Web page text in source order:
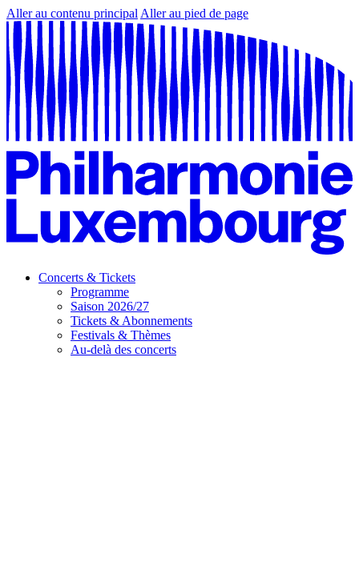
Aller au contenu principal Aller au pied de page
Concerts & Tickets
Programme
Saison 2026/27
Tickets & Abonnements
Festivals & Thèmes
Au-delà des concerts